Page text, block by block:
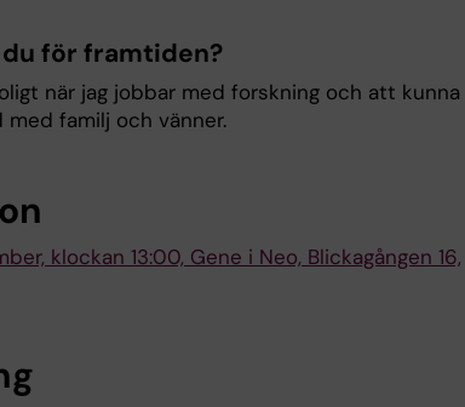
för framtiden?
när jag jobbar med forskning och att kunna
familj och vänner.
klockan 13:00, Gene i Neo, Blickagången 16,